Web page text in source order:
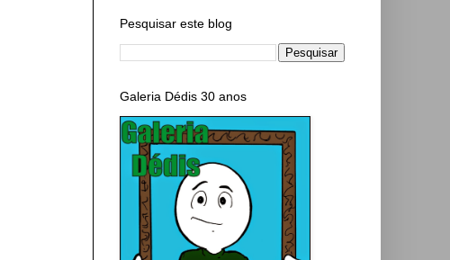
Pesquisar este blog
Galeria Dédis 30 anos